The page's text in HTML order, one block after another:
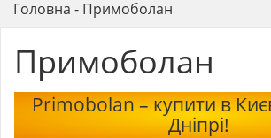
Головна - Примоболан
Примоболан
Primobolan – купити в
Дніпрі!